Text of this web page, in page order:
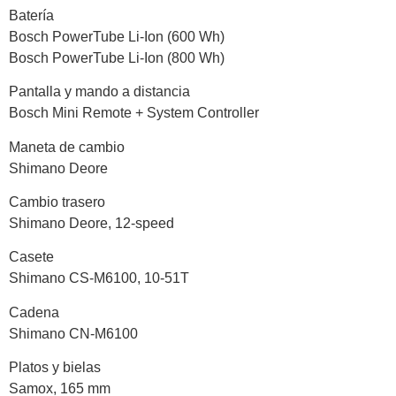
Batería
Bosch PowerTube Li-Ion (600 Wh)
Bosch PowerTube Li-Ion (800 Wh)
Pantalla y mando a distancia
Bosch Mini Remote + System Controller
Maneta de cambio
Shimano Deore
Cambio trasero
Shimano Deore, 12-speed
Casete
Shimano CS-M6100, 10-51T
Cadena
Shimano CN-M6100
Platos y bielas
Samox, 165 mm